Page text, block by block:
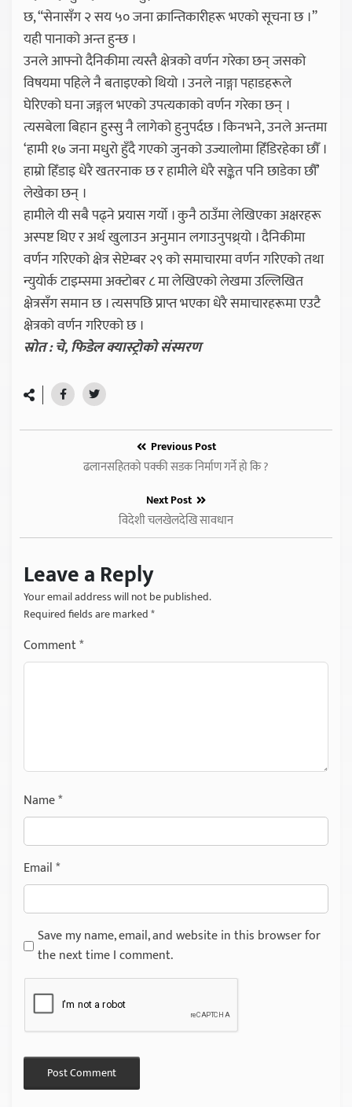
छ, “सेनासँग २ सय ५० जना क्रान्तिकारीहरू भएको सूचना छ ।”
यही पानाको अन्त हुन्छ ।
उनले आफ्नो दैनिकीमा त्यस्तै क्षेत्रको वर्णन गरेका छन् जसको
विषयमा पहिले नै बताइएको थियो । उनले नाङ्गा पहाडहरूले
घेरिएको घना जङ्गल भएको उपत्यकाको वर्णन गरेका छन् ।
त्यसबेला बिहान हुस्सु नै लागेको हुनुपर्दछ । किनभने, उनले अन्तमा
‘हामी १७ जना मधुरो हुँदै गएको जुनको उज्यालोमा हिँडिरहेका छौँ ।
हाम्रो हिँडाइ धेरै खतरनाक छ र हामीले धेरै सङ्केत पनि छाडेका छौँ’
लेखेका छन् ।
हामीले यी सबै पढ्ने प्रयास गर्यो । कुनै ठाउँमा लेखिएका अक्षरहरू
अस्पष्ट थिए र अर्थ खुलाउन अनुमान लगाउनुपथ्र्यो । दैनिकीमा
वर्णन गरिएको क्षेत्र सेप्टेम्बर २९ को समाचारमा वर्णन गरिएको तथा
न्युयोर्क टाइम्समा अक्टोबर ८ मा लेखिएको लेखमा उल्लिखित
क्षेत्रसँग समान छ । त्यसपछि प्राप्त भएका धेरै समाचारहरूमा एउटै
क्षेत्रको वर्णन गरिएको छ ।
स्रोत : चे, फिडेल क्यास्ट्रोको संस्मरण
Previous Post
ढलानसहितको पक्की सडक निर्माण गर्ने हो कि ?
Next Post
विदेशी चलखेलदेखि सावधान
Leave a Reply
Your email address will not be published.
Required fields are marked*
Comment*
Name*
Email*
Save my name, email, and website in this browser for
the next time I comment.